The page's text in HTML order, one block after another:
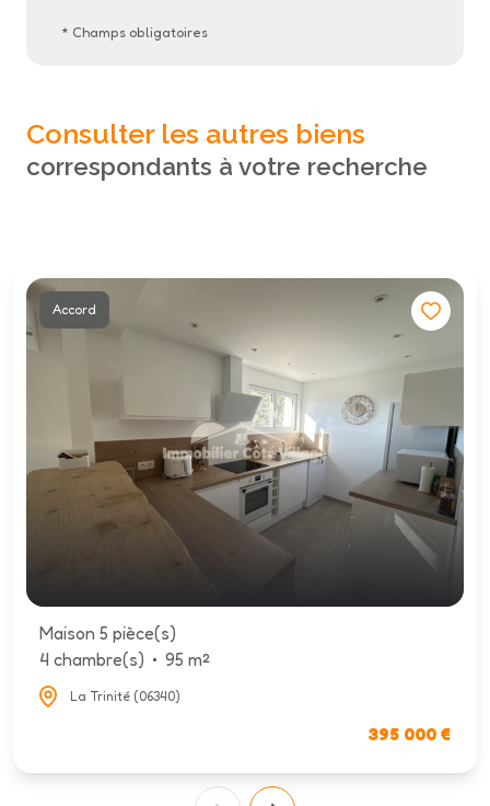
* Champs obligatoires
Consulter les autres biens
correspondants à votre recherche
Accord
Maison 5 pièce(s)
4 chambre(s)
95 m²
La Trinité (06340)
395 000 €